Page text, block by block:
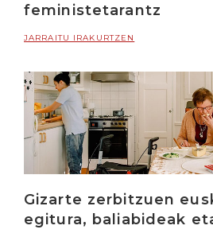
feministetarantz
JARRAITU IRAKURTZEN
Gizarte zerbitzuen
egitura, baliabideak